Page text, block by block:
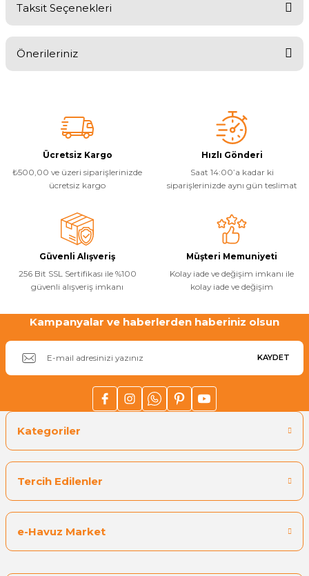
Havuz Güvenlik
Havuz Pompa
Jakuzi Sauna
Olimpik Havuz
Taksit Seçenekleri
Önerileriniz
Görüş ve önerileriniz için teşekkür ederiz.
Ürün resmi kalitesiz, bozuk veya görüntülenemiyor.
Ürün açıklamasında eksik bilgiler bulunuyor.
Ürün bilgilerinde hatalar bulunuyor.
Ürün fiyatı diğer sitelerden daha pahalı.
Bu ürüne benzer farklı alternatifler olmalı.
Gönder
Ücretsiz Kargo
₺500,00 ve üzeri siparişlerinizde
ücretsiz kargo
Hızlı Gönderi
Saat 14:00’a kadar ki
siparişlerinizde aynı gün teslimat
Güvenli Alışveriş
256 Bit SSL Sertifikası ile %100
güvenli alışveriş imkanı
Müşteri Memuniyeti
Kolay iade ve değişim imkanı ile
kolay iade ve değişim
Kampanyalar ve haberlerden haberiniz olsun
KAYDET
Kategoriler
Tercih Edilenler
e-Havuz Market